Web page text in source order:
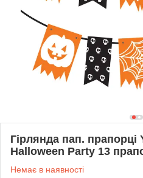
Гірлянда пап. прапорці
Halloween Party 13
Немає в наявності